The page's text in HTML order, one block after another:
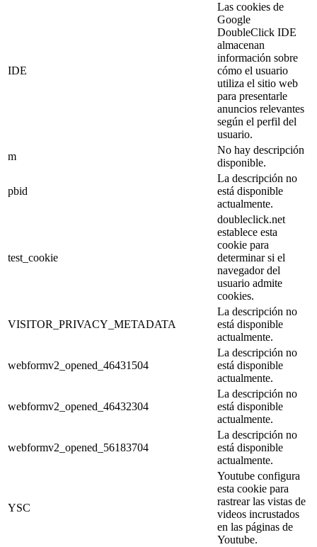
IDE
Las cookies de
Google
DoubleClick IDE
almacenan
información sobre
cómo el usuario
utiliza el sitio web
para presentarle
anuncios relevantes
según el perfil del
usuario.
m
No hay descripción
disponible.
pbid
La descripción no
está disponible
actualmente.
test_cookie
doubleclick.net
establece esta
cookie para
determinar si el
navegador del
usuario admite
cookies.
VISITOR_PRIVACY_METADATA
La descripción no
está disponible
actualmente.
webformv2_opened_46431504
La descripción no
está disponible
actualmente.
webformv2_opened_46432304
La descripción no
está disponible
actualmente.
webformv2_opened_56183704
La descripción no
está disponible
actualmente.
YSC
Youtube configura
esta cookie para
rastrear las vistas de
videos incrustados
en las páginas de
Youtube.